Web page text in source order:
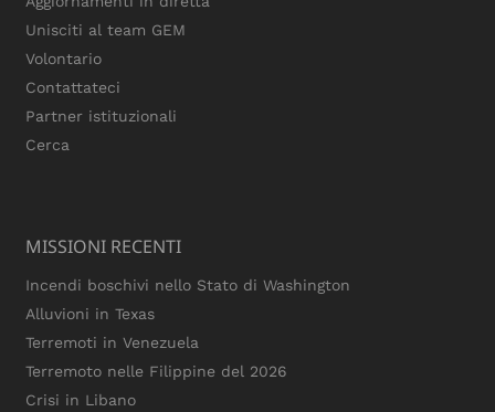
Unisciti al team GEM
Volontario
Contattateci
Partner istituzionali
Cerca
MISSIONI RECENTI
Incendi boschivi nello Stato di Washington
Alluvioni in Texas
Terremoti in Venezuela
Terremoto nelle Filippine del 2026
Crisi in Libano